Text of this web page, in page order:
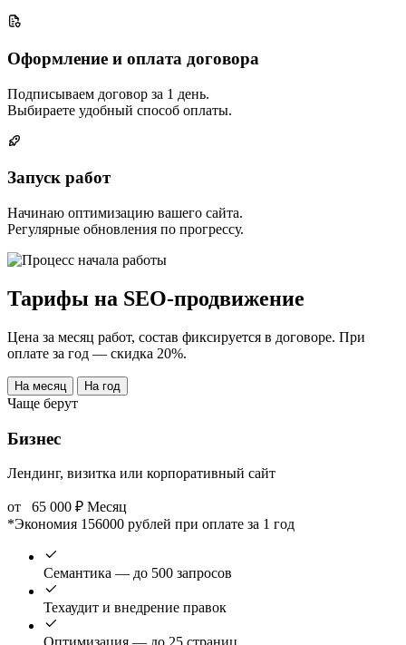
Оформление и оплата договора
Подписываем договор за 1 день.
Выбираете удобный способ оплаты.
Запуск работ
Начинаю оптимизацию вашего сайта.
Регулярные обновления по прогрессу.
Тарифы на SEO-продвижение
Цена за месяц работ, состав фиксируется в договоре. При
оплате за год — скидка 20%.
На месяц На год
Чаще берут
Бизнес
Лендинг, визитка или корпоративный сайт
от 65 000 ₽ Месяц
*Экономия 156000 рублей при оплате за 1 год
Семантика — до 500 запросов
Техаудит и внедрение правок